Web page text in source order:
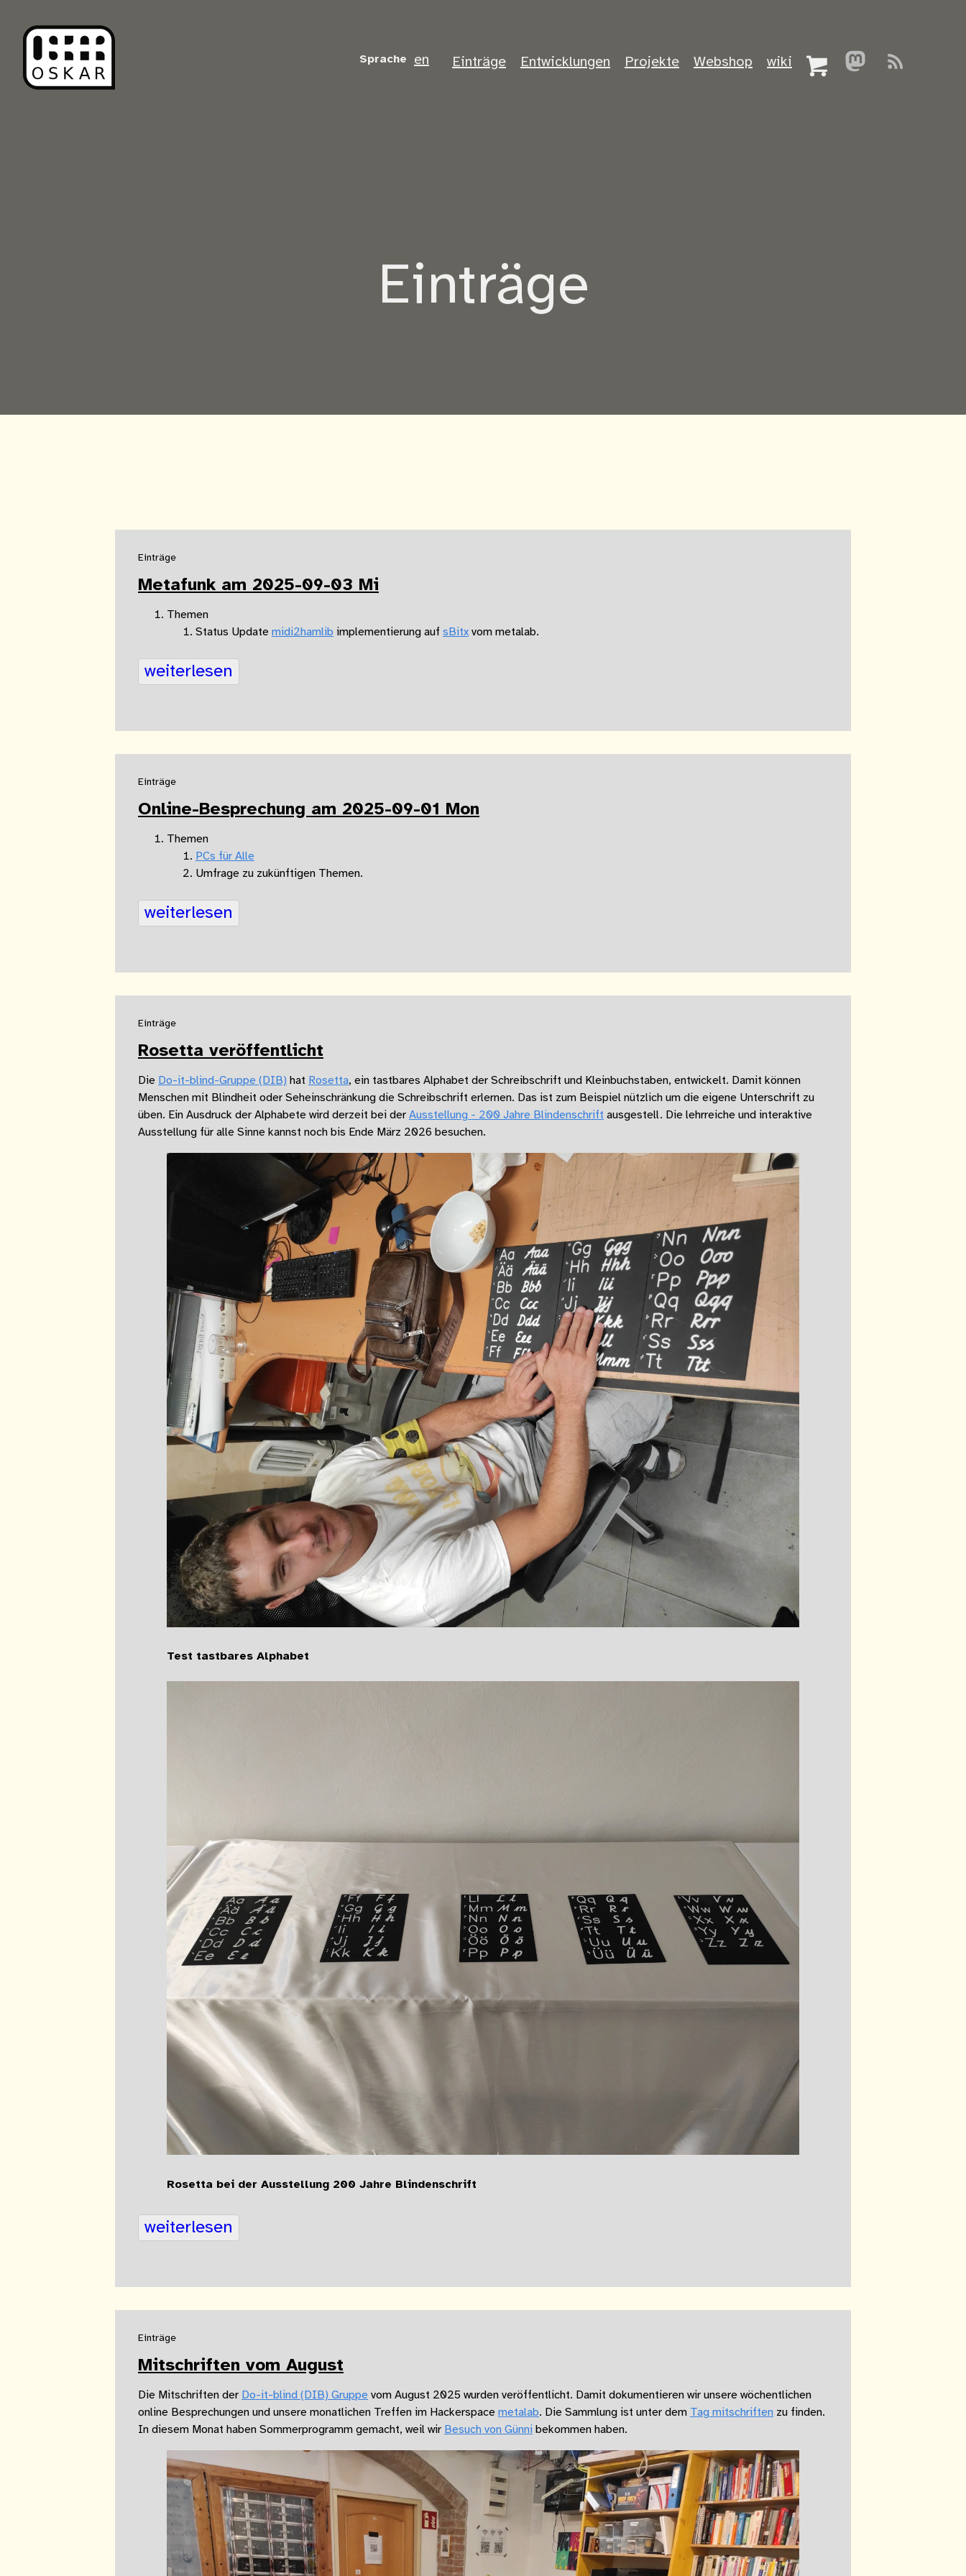
Sprache en Einträge Entwicklungen Projekte Webshop wiki
Einträge
Einträge
Metafunk am 2025-09-03 Mi
Themen
Status Update midi2hamlib implementierung auf sBitx vom metalab.
weiterlesen
Einträge
Online-Besprechung am 2025-09-01 Mon
Themen
PCs für Alle
Umfrage zu zukünftigen Themen.
weiterlesen
Einträge
Rosetta veröffentlicht
Die Do-it-blind-Gruppe (DIB) hat Rosetta, ein tastbares Alphabet der Schreibschrift und Kleinbuchstaben, entwickelt. Damit können
Menschen mit Blindheit oder Seheinschränkung die Schreibschrift erlernen. Das ist zum Beispiel nützlich um die eigene Unterschrift zu
üben. Ein Ausdruck der Alphabete wird derzeit bei der Ausstellung - 200 Jahre Blindenschrift ausgestell. Die lehrreiche und interaktive
Ausstellung für alle Sinne kannst noch bis Ende März 2026 besuchen.
Test tastbares Alphabet
Rosetta bei der Ausstellung 200 Jahre Blindenschrift
weiterlesen
Einträge
Mitschriften vom August
Die Mitschriften der Do-it-blind (DIB) Gruppe vom August 2025 wurden veröffentlicht. Damit dokumentieren wir unsere wöchentlichen
online Besprechungen und unsere monatlichen Treffen im Hackerspace metalab. Die Sammlung ist unter dem Tag mitschriften zu finden.
In diesem Monat haben Sommerprogramm gemacht, weil wir Besuch von Günni bekommen haben.